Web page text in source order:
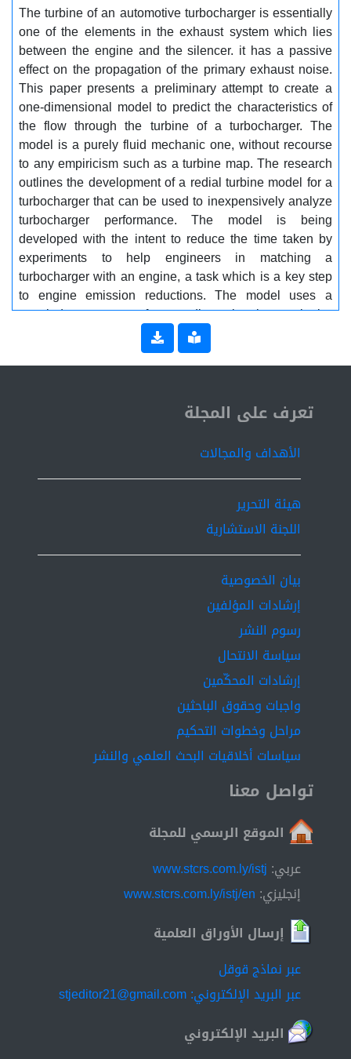
The turbine of an automotive turbocharger is essentially
one of the elements in the exhaust system which lies
between the engine and the silencer. it has a passive
effect on the propagation of the primary exhaust noise.
This paper presents a preliminary attempt to create a
one-dimensional model to predict the characteristics of
the flow through the turbine of a turbocharger. The
model is a purely fluid mechanic one, without recourse
to any empiricism such as a turbine map. The research
outlines the development of a redial turbine model for a
turbocharger that can be used to inexpensively analyze
turbocharger performance. The model is being
developed with the intent to reduce the time taken by
experiments to help engineers in matching a
turbocharger with an engine, a task which is a key step
to engine emission reductions. The model uses a
coupled system of one-dimensional continuity,
momentum and energy equations to analyze the turbine
of a turbocharger. The governing equations have been
solved simultaneously using a predictor corrector
written in C++ language have been developed. The
program calculates all flow fields (velocity, pressure,
temperatures,..ie) for the turbocharger model, which can
be used as a cost-effective engineering tool for
preliminary turbocharger testing during engine
ISSN 2519-9854
تعرف على المجلة
الأهداف والمجالات
هيئة التحرير
اللجنة الاستشارية
بيان الخصوصية
إرشادات المؤلفين
رسوم النشر
سياسة الانتحال
إرشادات المحكّمين
واجبات وحقوق الباحثين
مراحل وخطوات التحكيم
سياسات أخلاقيات البحث العلمي والنشر
تواصل معنا
الموقع الرسمي للمجلة
عربي: www.stcrs.com.ly/istj
إنجليزي: www.stcrs.com.ly/istj/en
إرسال الأوراق العلمية
عبر نماذج قوقل
عبر البريد الإلكتروني: stjeditor21@gmail.com
البريد الإلكتروني